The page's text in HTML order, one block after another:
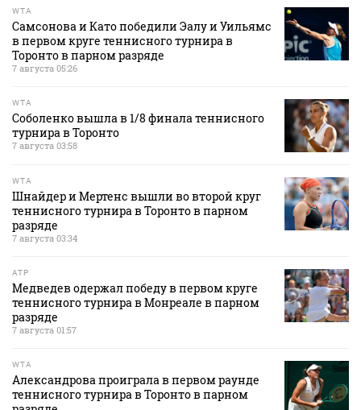
WTA
Самсонова и Като победили Эалу и Уильямс
в первом круге теннисного турнира в
Торонто в парном разряде
7 августа 05:26
WTA
Соболенко вышла в 1/8 финала теннисного
турнира в Торонто
7 августа 03:58
WTA
Шнайдер и Мертенс вышли во второй круг
теннисного турнира в Торонто в парном
разряде
7 августа 03:34
ATP
Медведев одержал победу в первом круге
теннисного турнира в Монреале в парном
разряде
7 августа 01:57
WTA
Александрова проиграла в первом раунде
теннисного турнира в Торонто в парном